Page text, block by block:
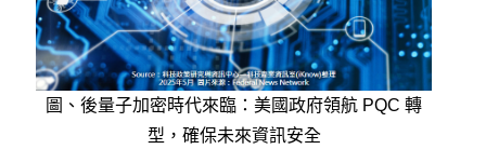
圖、後量子加密時代來臨：美國政府領航 PQC 轉
型，確保未來資訊安全